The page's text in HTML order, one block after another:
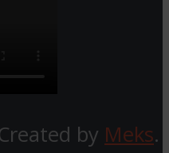
by Meks.